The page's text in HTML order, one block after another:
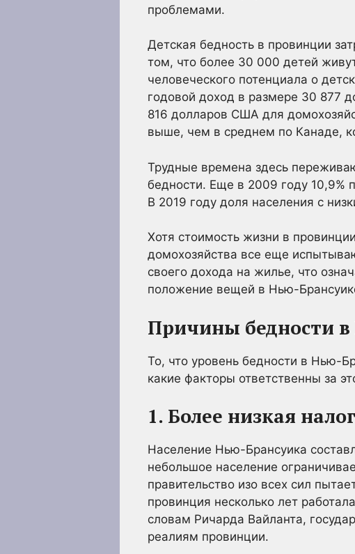
проблемами.
Детская бедность в провинции
том, что более 30 000 детей
человеческого потенциала о
годовой доход в размере 30 877
816 долларов США для
выше, чем в среднем по Канаде,
Трудные времена здесь
бедности. Еще в 2009 году
В 2019 году доля населения с
Хотя стоимость жизни в
домохозяйства все еще
своего дохода на жилье, что
положение вещей в Нью-
Причины бедности
То, что уровень бедности в Нью-
какие факторы ответственны за
1. Более низкая
Население Нью-Брансуика
небольшое население
правительство изо всех сил
провинция несколько лет
словам Ричарда Вайланта,
реалиям провинции.